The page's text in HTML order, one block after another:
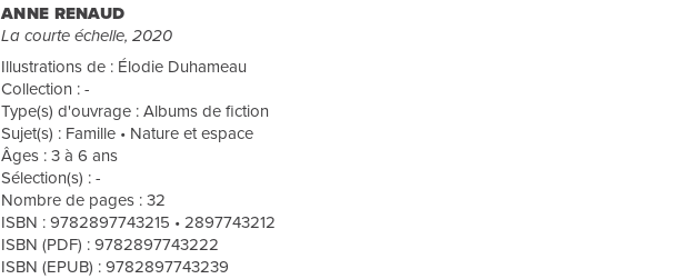
ANNE RENAUD
La courte échelle, 2020
Illustrations de : Élodie Duhameau
Collection : -
Type(s) d'ouvrage : Albums de fiction
Sujet(s) : Famille • Nature et espace
Âges : 3 à 6 ans
Sélection(s) : -
Nombre de pages : 32
ISBN : 9782897743215 • 2897743212
ISBN (PDF) : 9782897743222
ISBN (EPUB) : 9782897743239